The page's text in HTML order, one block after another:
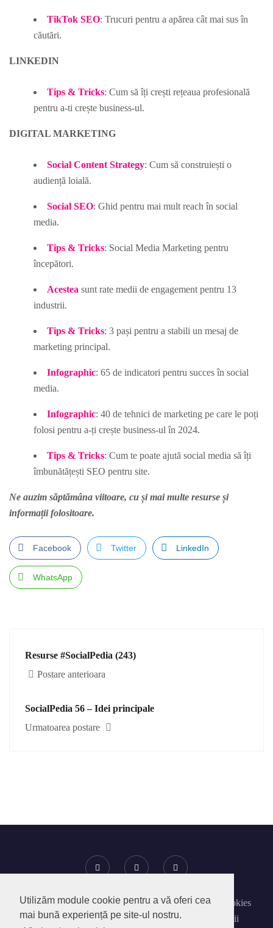
Utilizăm module cookie pentru a vă oferi cea
mai bună experiență pe site-ul nostru.
TikTok SEO: Trucuri pentru a apărea cât mai sus în
căutări.
LINKEDIN
Tips & Tricks: Cum să îți crești rețeaua profesională
pentru a-ti crește business-ul.
DIGITAL MARKETING
Social Content Strategy: Cum să construiești o
audiență loială.
Social SEO: Ghid pentru mai mult reach în social
media.
Tips & Tricks: Social Media Marketing pentru
începători.
Acestea sunt rate medii de engagement pentru 13
industrii.
Tips & Tricks: 3 pași pentru a stabili un mesaj de
marketing principal.
Infographic: 65 de indicatori pentru succes în social
media.
Infographic: 40 de tehnici de marketing pe care le poți
folosi pentru a-ți crește business-ul în 2024.
Tips & Tricks: Cum te poate ajută social media să îți
îmbunătățești SEO pentru site.
Ne auzim săptămâna viitoare, cu și mai multe resurse și
informații folositoare.
Facebook Twitter LinkedIn
WhatsApp
Resurse #SocialPedia (243)
Postare anterioara
SocialPedia 56 – Idei principale
Urmatoarea postare
Despre SocialPedia
Politica privind Fisierele Cookies
Politica de confidentialitate
Termeni si Conditii